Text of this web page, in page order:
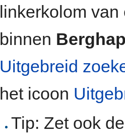
linkerkolom
binnen
Uitgebreid
het icoon
Tip: Zet ook